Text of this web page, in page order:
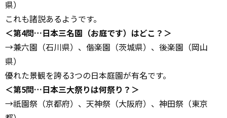
県）
これも諸説あるようです。
＜第4問…日本三名園（お庭です）はどこ？＞
→兼六園（石川県）、偕楽園（茨城県）、後楽園（岡山
県）
優れた景観を誇る3つの日本庭園が有名です。
＜第5問…日本三大祭りは何祭り？＞
→祇園祭（京都府）、天神祭（大阪府）、神田祭（東京